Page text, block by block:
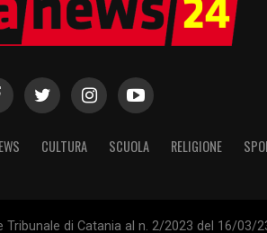
CULTURA SCUOLA RELIGIONE
di Catania al n. 2/2023 del 16/03/